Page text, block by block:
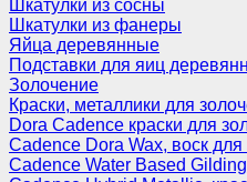
Шкатулки из сосны
Шкатулки из фанеры
Яйца деревянные
Подставки для яиц
Золочение
Краски, металлики для
Dora Cadence краски для
Cadence Dora Wax, воск для
Cadence Water Based